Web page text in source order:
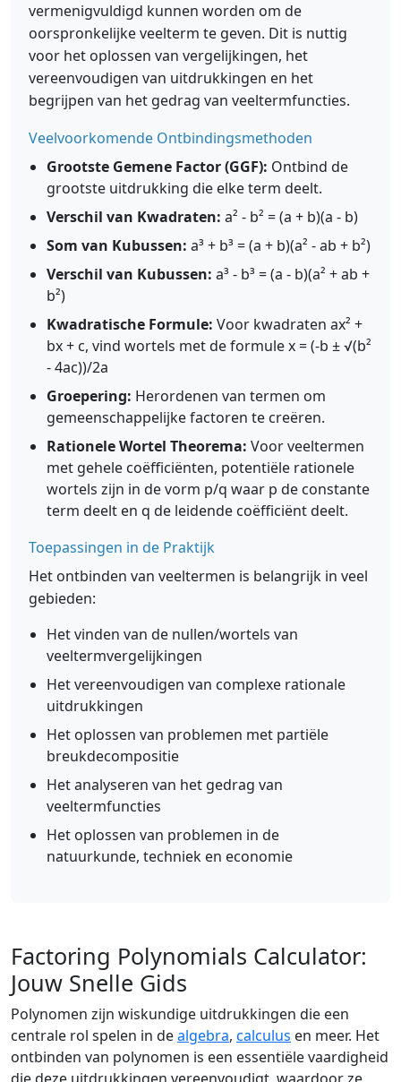
vermenigvuldigd kunnen worden om de
oorspronkelijke veelterm te geven. Dit is nuttig
voor het oplossen van vergelijkingen, het
vereenvoudigen van uitdrukkingen en het
begrijpen van het gedrag van veeltermfuncties.
Veelvoorkomende Ontbindingsmethoden
Grootste Gemene Factor (GGF): Ontbind de
grootste uitdrukking die elke term deelt.
Verschil van Kwadraten: a² - b² = (a + b)(a - b)
Som van Kubussen: a³ + b³ = (a + b)(a² - ab + b²)
Verschil van Kubussen: a³ - b³ = (a - b)(a² + ab +
b²)
Kwadratische Formule: Voor kwadraten ax² +
bx + c, vind wortels met de formule x = (-b ± √(b²
- 4ac))/2a
Groepering: Herordenen van termen om
gemeenschappelijke factoren te creëren.
Rationele Wortel Theorema: Voor veeltermen
met gehele coëfficiënten, potentiële rationele
wortels zijn in de vorm p/q waar p de constante
term deelt en q de leidende coëfficiënt deelt.
Toepassingen in de Praktijk
Het ontbinden van veeltermen is belangrijk in veel
gebieden:
Het vinden van de nullen/wortels van
veeltermvergelijkingen
Het vereenvoudigen van complexe rationale
uitdrukkingen
Het oplossen van problemen met partiële
breukdecompositie
Het analyseren van het gedrag van
veeltermfuncties
Het oplossen van problemen in de
natuurkunde, techniek en economie
Factoring Polynomials Calculator:
Jouw Snelle Gids
Polynomen zijn wiskundige uitdrukkingen die een
centrale rol spelen in dealgebra, calculus en meer. Het
ontbinden van polynomen is een essentiële vaardigheid